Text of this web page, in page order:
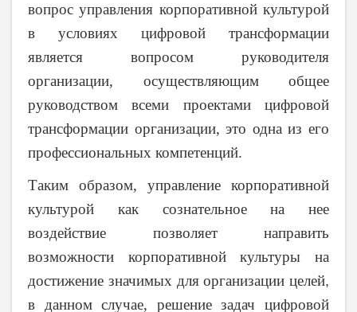
вопрос управления корпоративной культурой
в условиях цифровой трансформации
является вопросом руководителя
организации, осуществляющим общее
руководством всеми проектами цифровой
трансформации организации, это одна из его
профессиональных компетенций.
Таким образом, управление корпоративной
культурой как сознательное на нее
воздействие позволяет направить
возможности корпоративной культуры на
достижение значимых для организации целей,
в данном случае, решение задач цифровой